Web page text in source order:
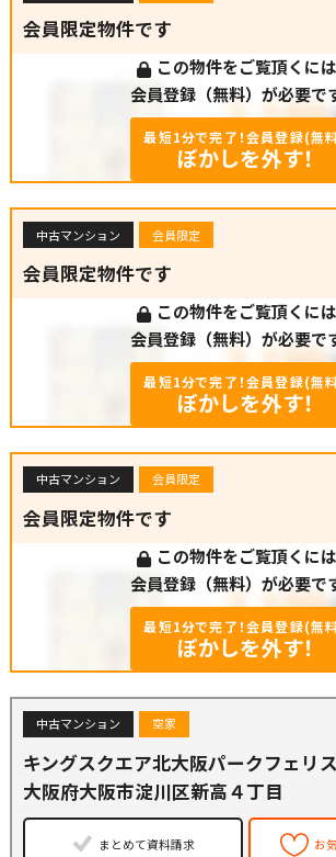
会員限定物件です
この物件をご覧頂くには
会員登録（無料）が必要で
最短1分で完了！会員登録(無
ぼかしを外す！
中古マンション 会員限定
会員限定物件です
この物件をご覧頂くには
会員登録（無料）が必要で
最短1分で完了！会員登録(無
ぼかしを外す！
中古マンション 会員限定
会員限定物件です
この物件をご覧頂くには
会員登録（無料）が必要で
最短1分で完了！会員登録(無
ぼかしを外す！
中古マンション 空家
キングスクエア北大阪パークフェリ
大阪府大阪市淀川区新高４丁目
まとめて資料請求 お